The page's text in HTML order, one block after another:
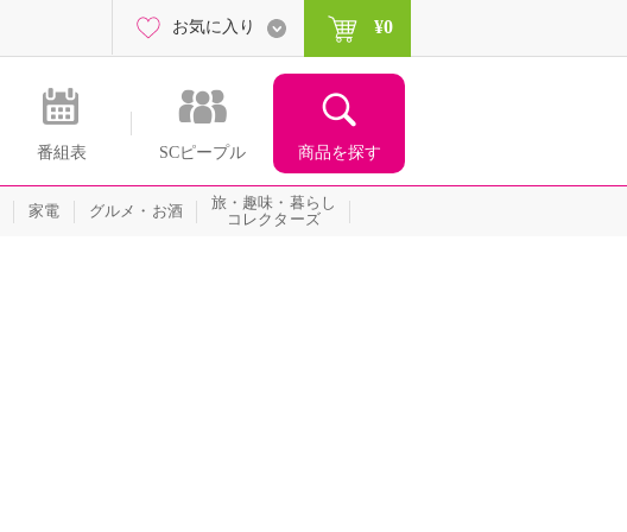
番組表 SCピープル 商品を探す
お気に入り ¥0
家電 グルメ・お酒
旅・趣味・暮らし
コレクターズ